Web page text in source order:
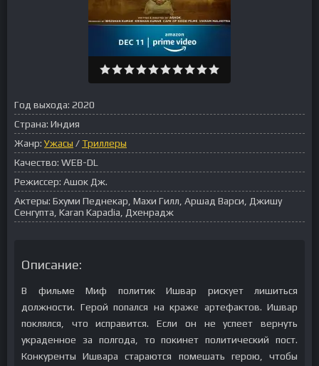
Год выхода: 2020
Страна: Индия
Жанр: Ужасы /Триллеры
Качество: WEB-DL
Режиссер: Ашок Дж.
Актеры: Бхуми Педнекар, Махи Гилл, Аршад Варси, Джишу
Сенгупта, Karan Kapadia, Дхенрадж
Описание:
В фильме Миф политик Ишвар рискует лишиться
должности. Герой попался на краже артефактов. Ишвар
поклялся, что исправится. Если он не успеет вернуть
украденное за полгода, то покинет политический пост.
Конкуренты Ишвара стараются помешать герою, чтобы